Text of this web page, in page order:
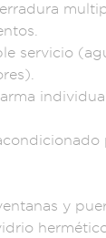
ura
servicio (a
larma individua
ndicionado
tanas y
rio hermét